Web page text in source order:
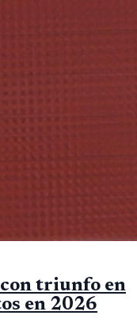
triunfo en
en 2026